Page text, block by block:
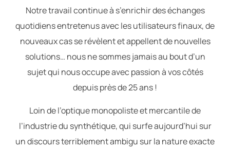
Notre travail continue à s’enrichir des échanges
quotidiens entretenus avec les utilisateurs finaux, de
nouveaux cas se révèlent et appellent de nouvelles
solutions… nous ne sommes jamais au bout d’un
sujet qui nous occupe avec passion à vos côtés
depuis près de 25 ans !
Loin de l’optique monopoliste et mercantile de
l’industrie du synthétique, qui surfe aujourd’hui sur
un discours terriblement ambigu sur la nature exacte